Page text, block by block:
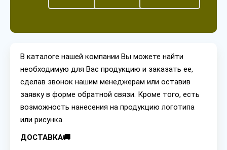
В каталоге нашей компании Вы можете найти
необходимую для Вас продукцию и заказать ее,
сделав звонок нашим менеджерам или оставив
заявку в форме обратной связи. Кроме того, есть
возможность нанесения на продукцию логотипа
или рисунка.
ДОСТАВКА🚚